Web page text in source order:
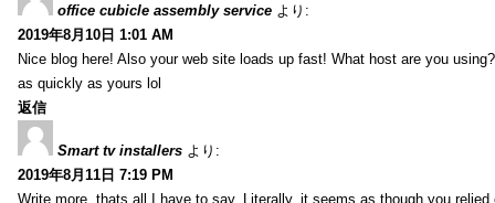
office cubicle assembly service より:
2019年8月10日 1:01 AM
Nice blog here! Also your web site loads up fast! What host are you
as quickly as yours lol
返信
Smart tv installers より:
2019年8月11日 7:19 PM
Write more, thats all I have to say. Literally, it seems as though you